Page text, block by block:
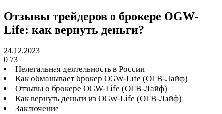
Отзывы трейдеров о брокере OGW-
Life: как вернуть деньги?
24.12.2023
0 73
Нелегальная деятельность в России
Как обманывает брокер OGW-Life (ОГВ-Лайф)
Отзывы о брокере OGW-Life (ОГВ-Лайф)
Как вернуть деньги из OGW-Life (ОГВ-Лайф)
Заключение